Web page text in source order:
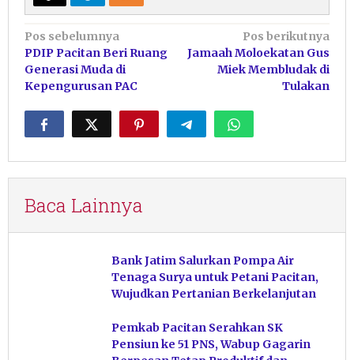
Navigasi
pos
Pos sebelumnya
PDIP Pacitan Beri Ruang
Generasi Muda di
Kepengurusan PAC
Pos berikutnya
Jamaah Moloekatan Gus
Miek Membludak di
Tulakan
Baca Lainnya
Bank Jatim Salurkan Pompa Air
Tenaga Surya untuk Petani Pacitan,
Wujudkan Pertanian Berkelanjutan
Pemkab Pacitan Serahkan SK
Pensiun ke 51 PNS, Wabup Gagarin